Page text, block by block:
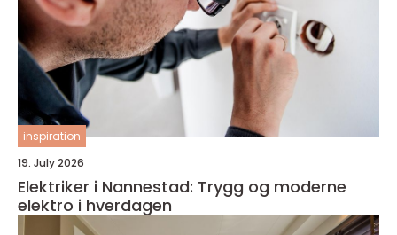
inspiration
19. July 2026
Elektriker i Nannestad: Trygg og moderne
elektro i hverdagen